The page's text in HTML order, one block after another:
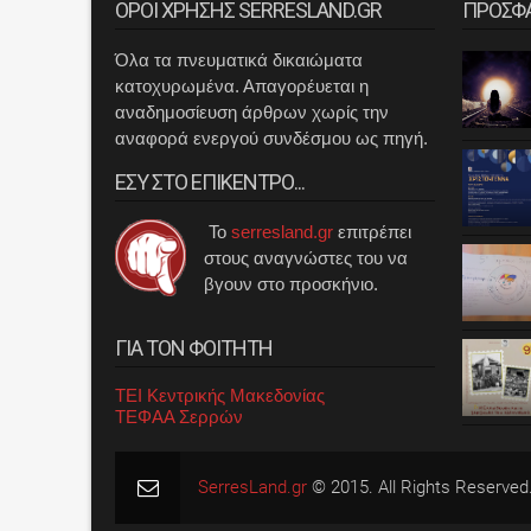
ΟΡΟΙ ΧΡΗΣΗΣ SERRESLAND.GR
Όλα τα πνευματικά δικαιώματα
κατοχυρωμένα. Απαγορέυεται η
αναδημοσίευση άρθρων χωρίς την
αναφορά ενεργού συνδέσμου ως πηγή.
ΕΣΥ ΣΤΟ ΕΠΙΚΕΝΤΡΟ...
Το serresland.gr επιτρέπει
στους αναγνώστες του να
βγουν στο προσκήνιο.
ΓΙΑ ΤΟΝ ΦΟΙΤΗΤΗ
ΤΕΙ Κεντρικής Μακεδονίας
ΤΕΦΑΑ Σερρών
SerresLand.gr © 2015. All Rights Reserved.